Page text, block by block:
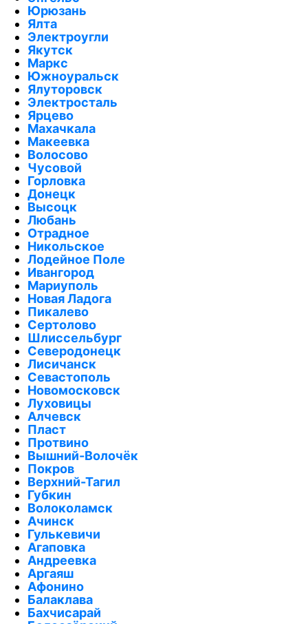
Юрюзань
Ялта
Электроугли
Якутск
Маркс
Южноуральск
Ялуторовск
Электросталь
Ярцево
Махачкала
Макеевка
Волосово
Чусовой
Горловка
Донецк
Высоцк
Любань
Отрадное
Никольское
Лодейное Поле
Ивангород
Мариуполь
Новая Ладога
Пикалево
Сертолово
Шлиссельбург
Северодонецк
Лисичанск
Севастополь
Новомосковск
Луховицы
Алчевск
Пласт
Протвино
Вышний-Волочёк
Покров
Верхний-Тагил
Губкин
Волоколамск
Ачинск
Гулькевичи
Агаповка
Андреевка
Аргаяш
Афонино
Балаклава
Бахчисарай